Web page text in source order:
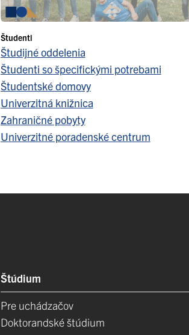
Študenti
Študijné oddelenia
Študenti so špecifickými potrebami
Študentské domovy
Univerzitná knižnica
Zahraničné pobyty
Univerzitné poradenské centrum
Štúdium
Pre uchádzačov
Doktorandské štúdium